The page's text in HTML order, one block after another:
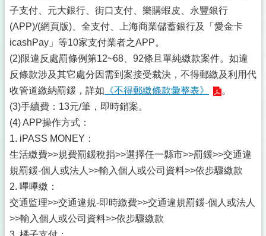
子支付、元大銀行、街口支付、樂購蝦皮、永豐銀行
(APP)/(網頁版)、全支付、上海商業儲蓄銀行及「愛金卡
icashPay」等10家支付業者之APP。
(2)限違反處罰條例第12~68、92條且單純繳款案件。如違
反條款涉及其它處分因需到案接受裁決，不得郵繳及利用代
收管道繳納罰鍰，詳如 《不得郵繳條款彙整表》
。
(3)手續費：13元/筆，即時銷案。
(4) APP操作方式：
1. iPASS MONEY：
生活繳費>>規費罰鍰稅捐>>選擇任一縣市>>罰鍰>>交通違
規罰鍰-個人或法人>>輸入個人或公司資料>>依步驟繳款
2. 嗶嗶繳：
交通監理>>交通違規-即時繳費>>交通違規罰鍰-個人或法人
>>輸入個人或公司資料>>依步驟繳款